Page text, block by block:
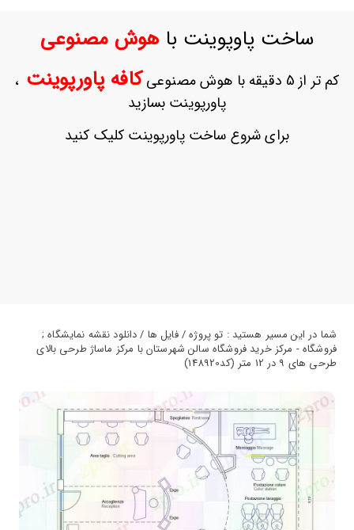
حساب
ثبت
بازیابی
ساخت پاوپوینت باهوش مصنوعی
کم تر از 5 دقیقه با هوش مصنوعی کافه پاورپوینت ،
پاورپوینت بسازید
برای شروع ساخت پاورپوینت کلیک کنید
شما در این مسیر هستید : تو پروژه / فایل ها / دانلود نقشه نمایشگاه ;
فروشگاه - مرکز خرید فروشگاه سالن شهرستان با مرکز ماساژ طرحی بالای
طرحی های 9 در 12 متر (کد148920)